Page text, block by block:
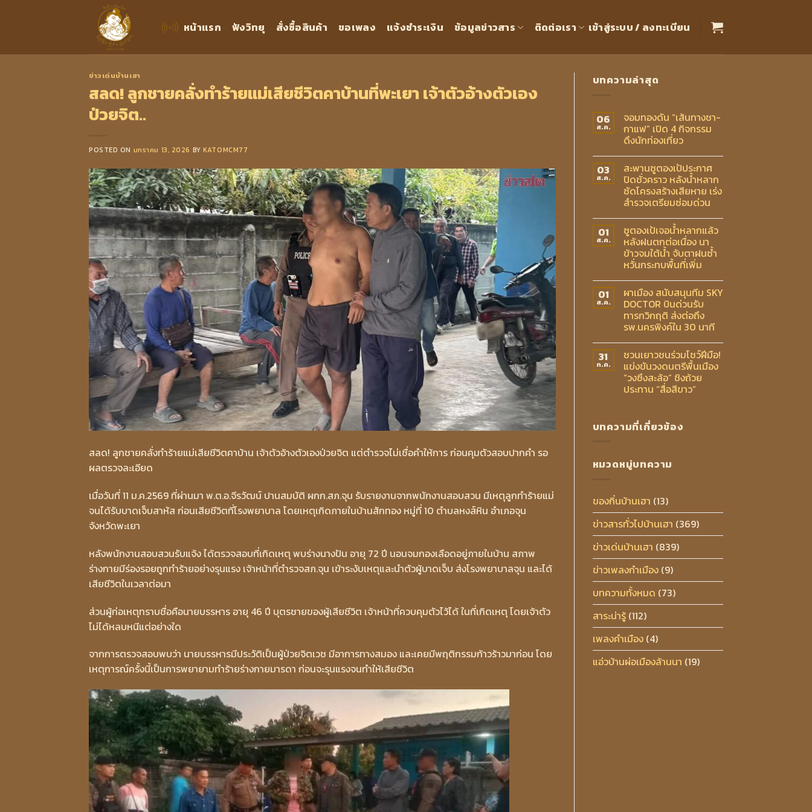
หน้าแรก ฟังวิทยุ สั่งซื้อสินค้า ขอเพลง แจ้งชำระเงิน ข้อมูลข่าวสาร ติดต่อเรา เข้าสู่ระบบ / ลงทะเบียน
ข่าวเด่นบ้านเฮา
สลด! ลูกชายคลั่งทำร้ายแม่เสียชีวิตคาบ้านที่พะเยา เจ้าตัวอ้างตัวเอง
ป่วยจิต..
POSTED ON มกราคม 13, 2026 BY KATOMCM77
สลด! ลูกชายคลั่งทำร้ายแม่เสียชีวิตคาบ้าน เจ้าตัวอ้างตัวเองป่วยจิต แต่ตำรวจไม่เชื่อคำให้การ ก่อนคุมตัวสอบปากคำ รอ
ผลตรวจละเอียด
เมื่อวันที่ 11 ม.ค.2569 ที่ผ่านมา พ.ต.อ.จีรวัฒน์ ปานสมบัติ ผกก.สภ.จุน รับรายงานจากพนักงานสอบสวน มีเหตุลูกทำร้ายแม่
จนได้รับบาดเจ็บสาหัส ก่อนเสียชีวิตที่โรงพยาบาล โดยเหตุเกิดภายในบ้านสักทอง หมู่ที่ 10 ตำบลหงส์หิน อำเภอจุน
จังหวัดพะเยา
หลังพนักงานสอบสวนรับแจ้ง ได้ตรวจสอบที่เกิดเหตุ พบร่างนางปัน อายุ 72 ปี นอนจมกองเลือดอยู่ภายในบ้าน สภาพ
ร่างกายมีร่องรอยถูกทำร้ายอย่างรุนแรง เจ้าหน้าที่ตำรวจสภ.จุน เข้าระงับเหตุและนำตัวผู้บาดเจ็บ ส่งโรงพยาบาลจุน และได้
เสียชีวิตในเวลาต่อมา
ส่วนผู้ก่อเหตุทราบชื่อคือนายบรรหาร อายุ 46 ปี บุตรชายของผู้เสียชีวิต เจ้าหน้าที่ควบคุมตัวไว้ได้ ในที่เกิดเหตุ โดยเจ้าตัว
ไม่ได้หลบหนีแต่อย่างใด
จากการตรวจสอบพบว่า นายบรรหารมีประวัติเป็นผู้ป่วยจิตเวช มีอาการทางสมอง และเคยมีพฤติกรรมก้าวร้าวมาก่อน โดย
เหตุการณ์ครั้งนี้เป็นการพยายามทำร้ายร่างกายมารดา ก่อนจะรุนแรงจนทำให้เสียชีวิต
บทความล่าสุด
06
ส.ค.
จอมทองดัน “เส้นทางชา-
กาแฟ” เปิด 4 กิจกรรม
ดึงนักท่องเที่ยว
03
ส.ค.
สะพานซูตองเป้ประกาศ
ปิดชั่วคราว หลังน้ำหลาก
ซัดโครงสร้างเสียหาย เร่ง
สำรวจเตรียมซ่อมด่วน
01
ส.ค.
ซูตองเป้เจอน้ำหลากแล้ว
หลังฝนตกต่อเนื่อง นา
ข้าวจมใต้น้ำ จับตาฝนซ้ำ
หวั่นกระทบพื้นที่เพิ่ม
01
ส.ค.
ผาเมือง สนับสนุนทีม SKY
DOCTOR บินด่วนรับ
ทารกวิกฤติ ส่งต่อถึง
รพ.นครพิงค์ใน 30 นาที
31
ก.ค.
ชวนเยาวชนร่วมโชว์ฝีมือ!
แข่งขันวงดนตรีพื้นเมือง
“วงซึงสะล้อ” ชิงถ้วย
ประทาน “สื่อสีขาว”
บทความที่เกี่ยวข้อง
หมวดหมู่บทความ
ของกิ๋นบ้านเฮา (13)
ข่าวสารทั่วไปบ้านเฮา (369)
ข่าวเด่นบ้านเฮา (839)
ข่าวเพลงกำเมือง(9)
บทความทั้งหมด (73)
สาระน่ารู้(112)
เพลงคำเมือง(4)
แอ่วบ้านผ่อเมืองล้านนา (19)